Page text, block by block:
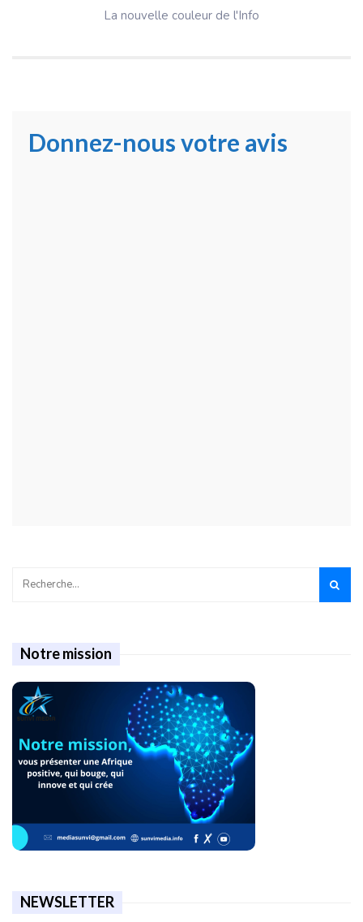
La nouvelle couleur de l'Info
Donnez-nous votre avis
Notre mission
NEWSLETTER